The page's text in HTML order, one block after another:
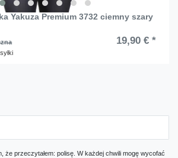
Yakuza Premium 3732 ciemny szary
19,90 € *
że przeczytałem: polisę. W każdej chwili mogę wycofać